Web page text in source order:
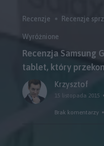
Recenzje Recenzje
Wyróżnione
Recenzja Samsung
tablet, który
Krzysztof
15 listopada 2015
Brak komentarzy